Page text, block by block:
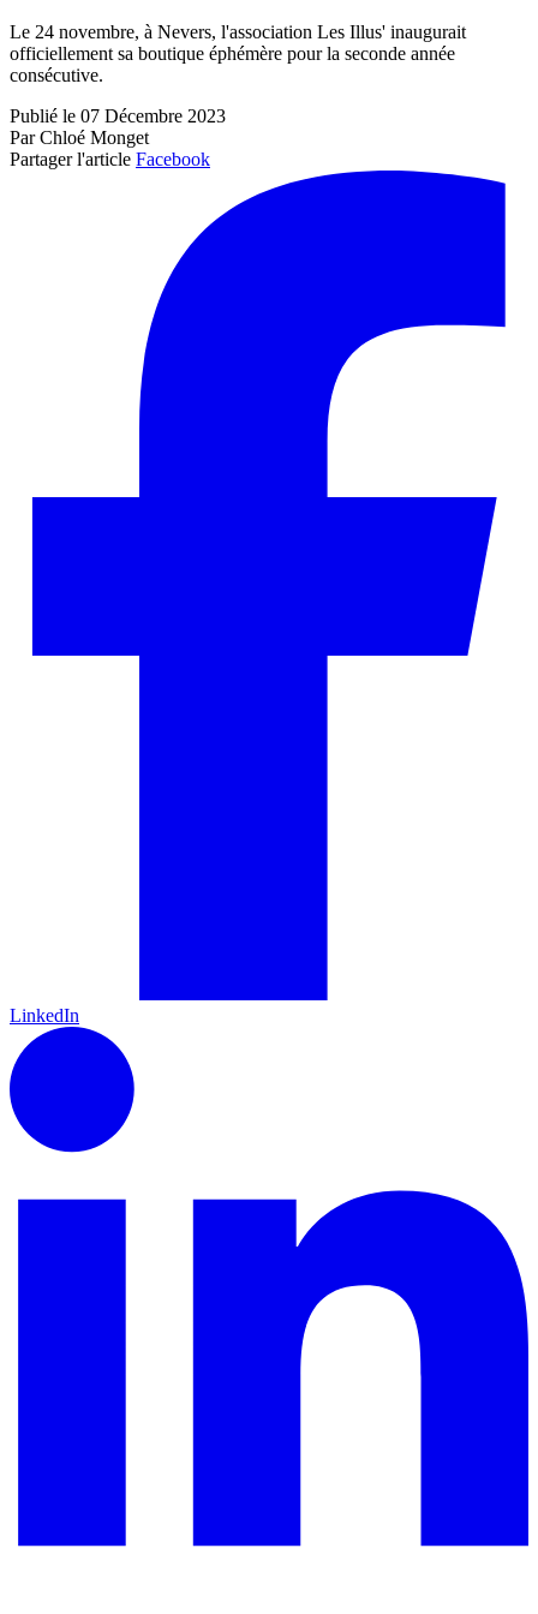
Le 24 novembre, à Nevers, l'association Les Illus' inaugurait
officiellement sa boutique éphémère pour la seconde année
consécutive.
Publié le 07 Décembre 2023
Par Chloé Monget
Partager l'article Facebook
LinkedIn